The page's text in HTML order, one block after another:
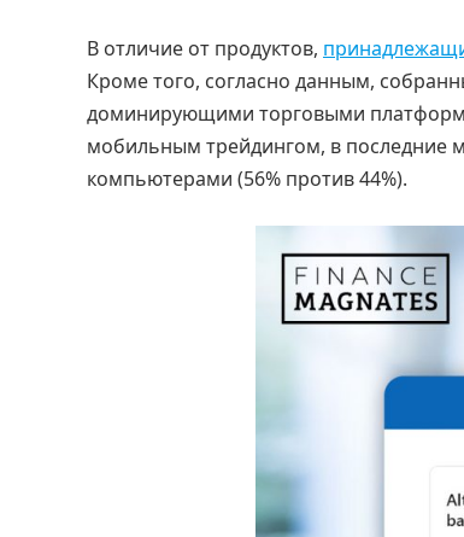
В отличие от продуктов,
Кроме того, согласно данным,
доминирующими торговыми
мобильным трейдингом, в последние
компьютерами (56% против 44%).